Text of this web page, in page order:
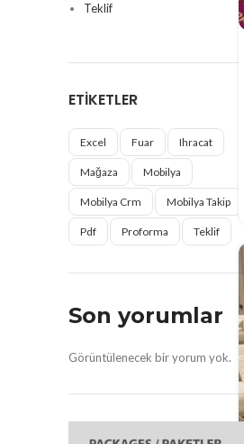
Teklif
ETIKETLER
Excel Fuar Ihracat
Mağaza Mobilya
Mobilya Crm Mobilya Takip
Pdf Proforma Teklif
Son yorumlar
Görüntülenecek bir yorum yok.